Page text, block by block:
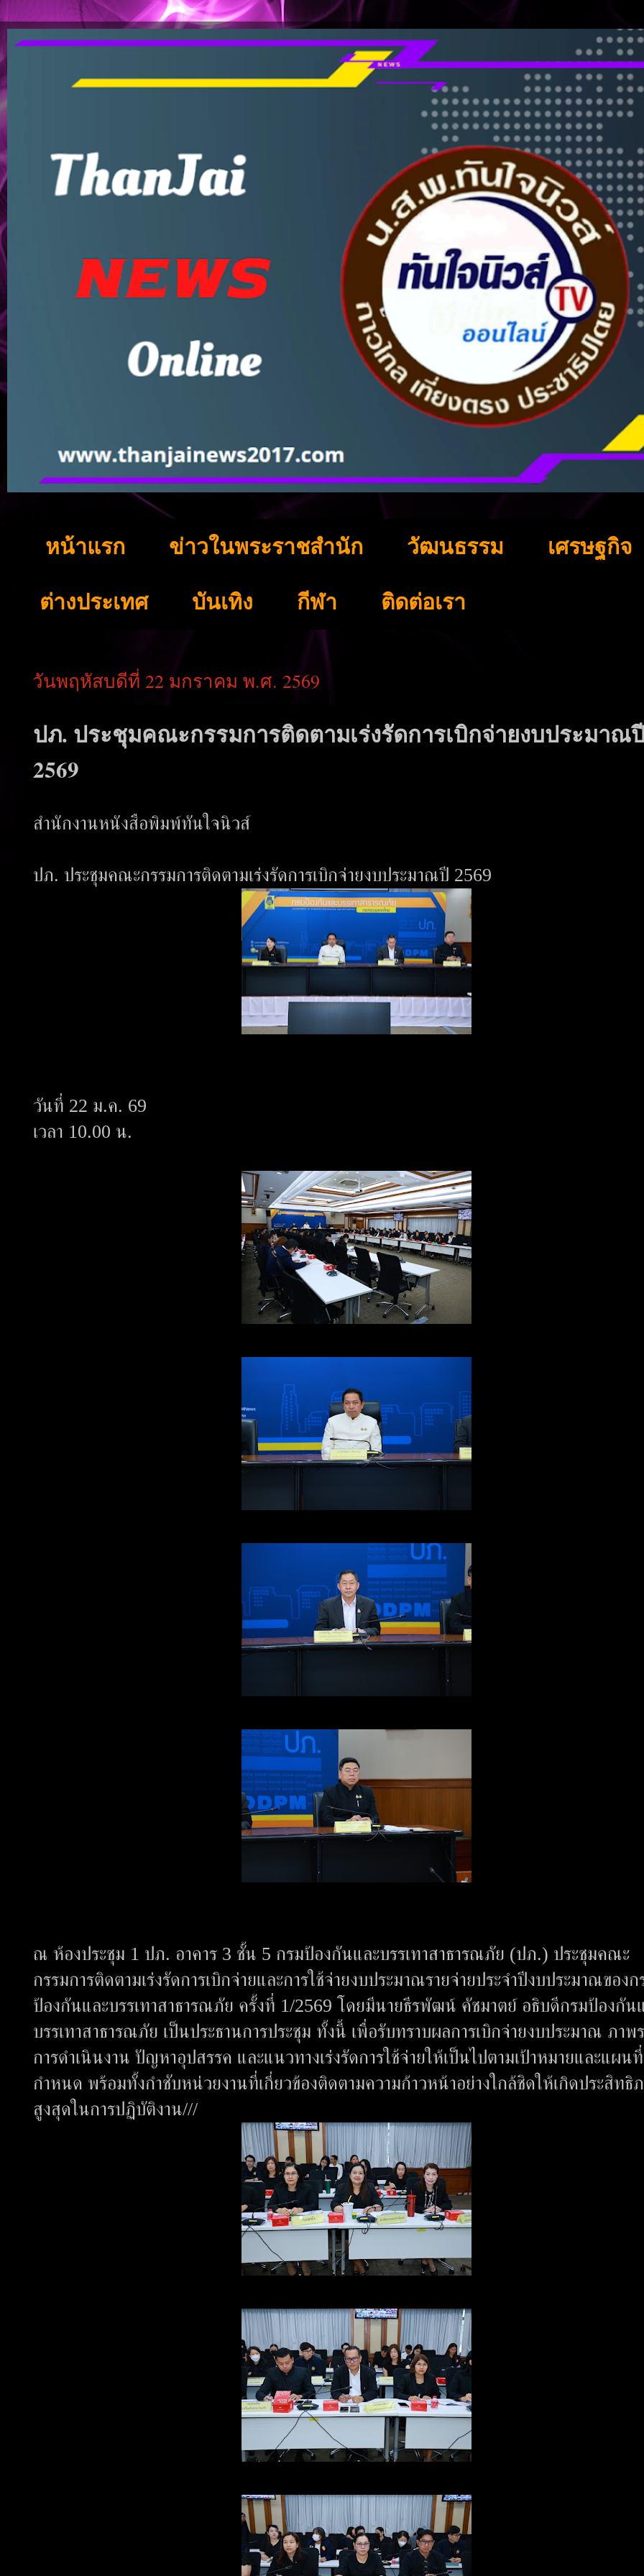
หน้าแรก ข่าวในพระราชสำนัก วัฒนธรรม เศรษฐกิจ
ต่างประเทศ บันเทิง กีฬา ติดต่อเรา
วันพฤหัสบดีที่ 22 มกราคม พ.ศ. 2569
ปภ. ประชุมคณะกรรมการติดตามเร่งรัดการเบิกจ่ายงบประมาณ
2569
สำนักงานหนังสือพิมพ์ทันใจนิวส์
ปภ. ประชุมคณะกรรมการติดตามเร่งรัดการเบิกจ่ายงบประมาณปี 2569
วันที่ 22 ม.ค. 69
เวลา 10.00 น.
ณ ห้องประชุม 1 ปภ. อาคาร 3 ชั้น 5 กรมป้องกันและบรรเทาสาธารณภัย (ปภ.) ประชุมคณะ
กรรมการติดตามเร่งรัดการเบิกจ่ายและการใช้จ่ายงบประมาณรายจ่ายประจำปีงบประมาณของก
ป้องกันและบรรเทาสาธารณภัย ครั้งที่ 1/2569 โดยมีนายธีรพัฒน์ คัชมาตย์ อธิบดีกรมป้องกัน
บรรเทาสาธารณภัย เป็นประธานการประชุม ทั้งนี้ เพื่อรับทราบผลการเบิกจ่ายงบประมาณ ภาพ
การดำเนินงาน ปัญหาอุปสรรค และแนวทางเร่งรัดการใช้จ่ายให้เป็นไปตามเป้าหมายและแผนที่
กำหนด พร้อมทั้งกำชับหน่วยงานที่เกี่ยวข้องติดตามความก้าวหน้าอย่างใกล้ชิดให้เกิดประสิทธิ
สูงสุดในการปฏิบัติงาน///